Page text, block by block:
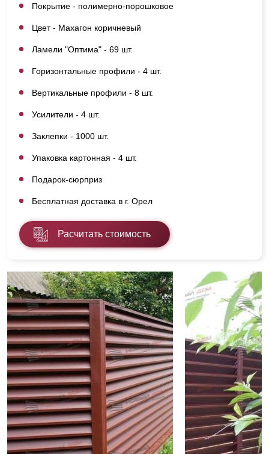
Покрытие - полимерно-порошковое
Цвет - Махагон коричневый
Ламели "Оптима" - 69 шт.
Горизонтальные профили - 4 шт.
Вертикальные профили - 8 шт.
Усилители - 4 шт.
Заклепки - 1000 шт.
Упаковка картонная - 4 шт.
Подарок-сюрприз
Бесплатная доставка в г. Орел
Расчитать стоимость